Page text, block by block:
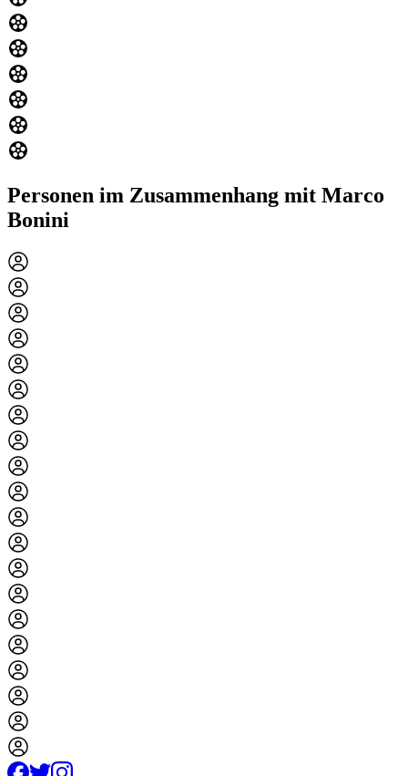
Personen im Zusammenhang mit Marco
Bonini